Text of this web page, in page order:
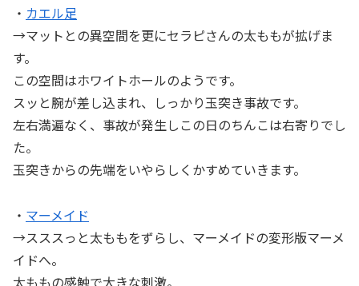
・ カエル足
→マットとの異空間を更にセラピさんの太ももが拡げま
す。
この空間はホワイトホールのようです。
スッと腕が差し込まれ、しっかり玉突き事故です。
左右満遍なく、事故が発生しこの日のちんこは右寄りでし
た。
玉突きからの先端をいやらしくかすめていきます。
・ マーメイド
→スススっと太ももをずらし、マーメイドの変形版マーメ
イドへ。